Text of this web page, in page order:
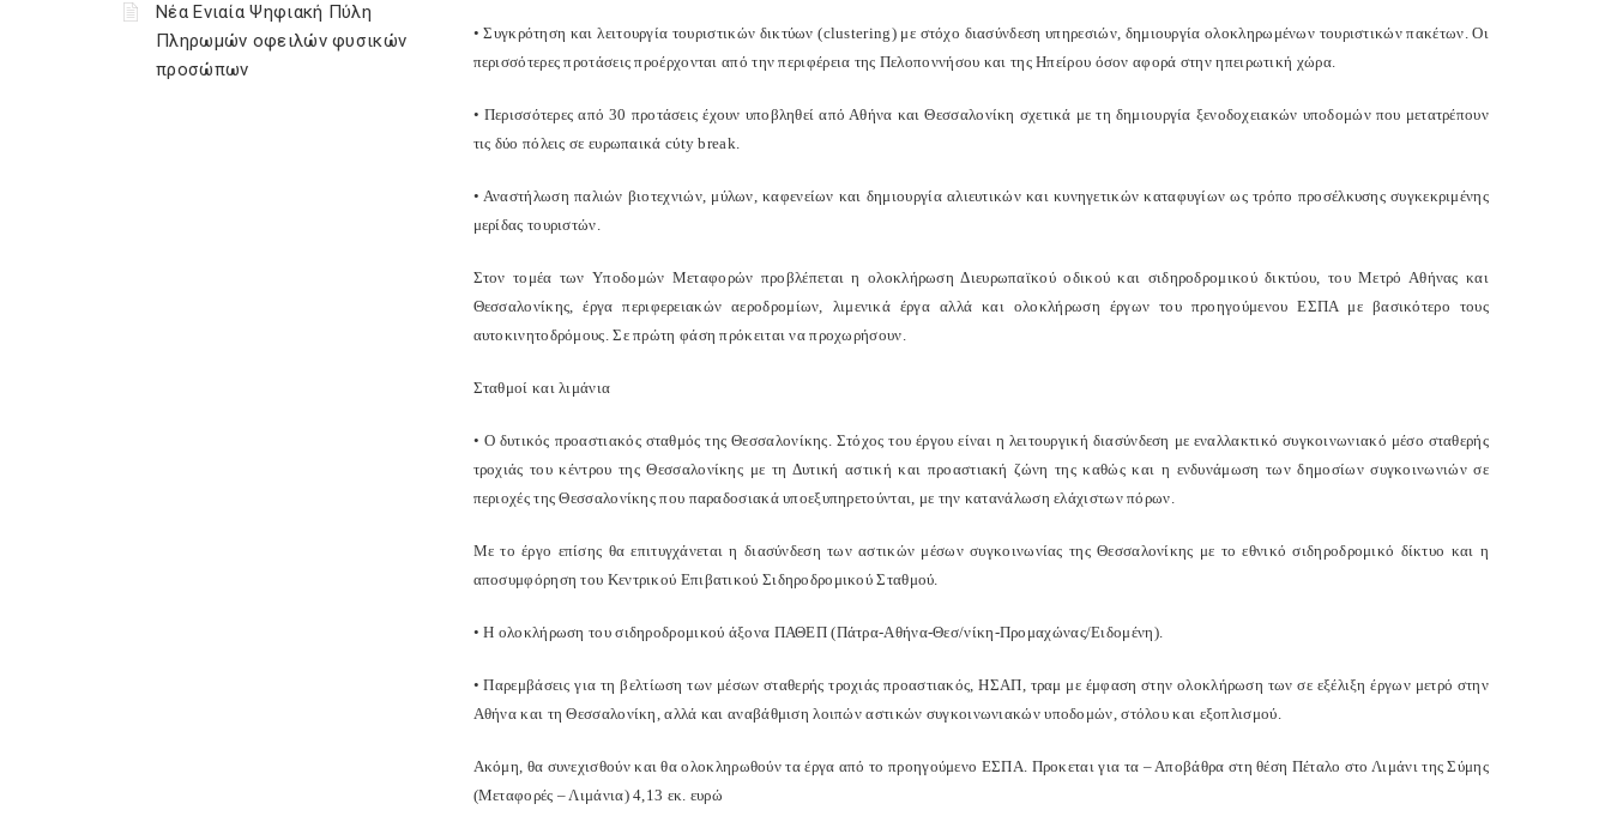
Νέα Ενιαία Ψηφιακή Πύλη
Πληρωμών οφειλών φυσικών
προσώπων
• Συγκρότηση και λειτουργία τουριστικών δικτύων (clustering) με στόχο διασύνδεση υπηρεσιών, δημιουργία ολοκληρωμένων τουριστικών πακέτων. Οι
περισσότερες προτάσεις προέρχονται από την περιφέρεια της Πελοποννήσου και της Ηπείρου όσον αφορά στην ηπειρωτική χώρα.
• Περισσότερες από 30 προτάσεις έχουν υποβληθεί από Αθήνα και Θεσσαλονίκη σχετικά με τη δημιουργία ξενοδοχειακών υποδομών που μετατρέπουν
τις δύο πόλεις σε ευρωπαικά cύty break.
• Αναστήλωση παλιών βιοτεχνιών, μύλων, καφενείων και δημιουργία αλιευτικών και κυνηγετικών καταφυγίων ως τρόπο προσέλκυσης συγκεκριμένης
μερίδας τουριστών.
Στον τομέα των Υποδομών Μεταφορών προβλέπεται η oλοκλήρωση Διευρωπαϊκού οδικού και σιδηροδρομικού δικτύου, του Μετρό Αθήνας και
Θεσσαλονίκης, έργα περιφερειακών αεροδρομίων, λιμενικά έργα αλλά και ολοκλήρωση έργων του προηγούμενου ΕΣΠΑ με βασικότερο τους
αυτοκινητοδρόμους. Σε πρώτη φάση πρόκειται να προχωρήσουν.
Σταθμοί και λιμάνια
• O δυτικός προαστιακός σταθμός της Θεσσαλονίκης. Στόχος του έργου είναι η λειτουργική διασύνδεση με εναλλακτικό συγκοινωνιακό μέσο σταθερής
τροχιάς του κέντρου της Θεσσαλονίκης με τη Δυτική αστική και προαστιακή ζώνη της καθώς και η ενδυνάμωση των δημοσίων συγκοινωνιών σε
περιοχές της Θεσσαλονίκης που παραδοσιακά υποεξυπηρετούνται, με την κατανάλωση ελάχιστων πόρων.
Με το έργο επίσης θα επιτυγχάνεται η διασύνδεση των αστικών μέσων συγκοινωνίας της Θεσσαλονίκης με το εθνικό σιδηροδρομικό δίκτυο και η
αποσυμφόρηση του Κεντρικού Επιβατικού Σιδηροδρομικού Σταθμού.
• H ολοκλήρωση του σιδηροδρομικού άξονα ΠΑΘΕΠ (Πάτρα-Αθήνα-Θεσ/νίκη-Προμαχώνας/Ειδομένη).
• Παρεμβάσεις για τη βελτίωση των μέσων σταθερής τροχιάς προαστιακός, ΗΣΑΠ, τραμ με έμφαση στην ολοκλήρωση των σε εξέλιξη έργων μετρό στην
Αθήνα και τη Θεσσαλονίκη, αλλά και αναβάθμιση λοιπών αστικών συγκοινωνιακών υποδομών, στόλου και εξοπλισμού.
Ακόμη, θα συνεχισθούν και θα ολοκληρωθούν τα έργα από το προηγούμενο ΕΣΠΑ. Προκεται για τα – Αποβάθρα στη θέση Πέταλο στο Λιμάνι της Σύμης
(Μεταφορές – Λιμάνια) 4,13 εκ. ευρώ